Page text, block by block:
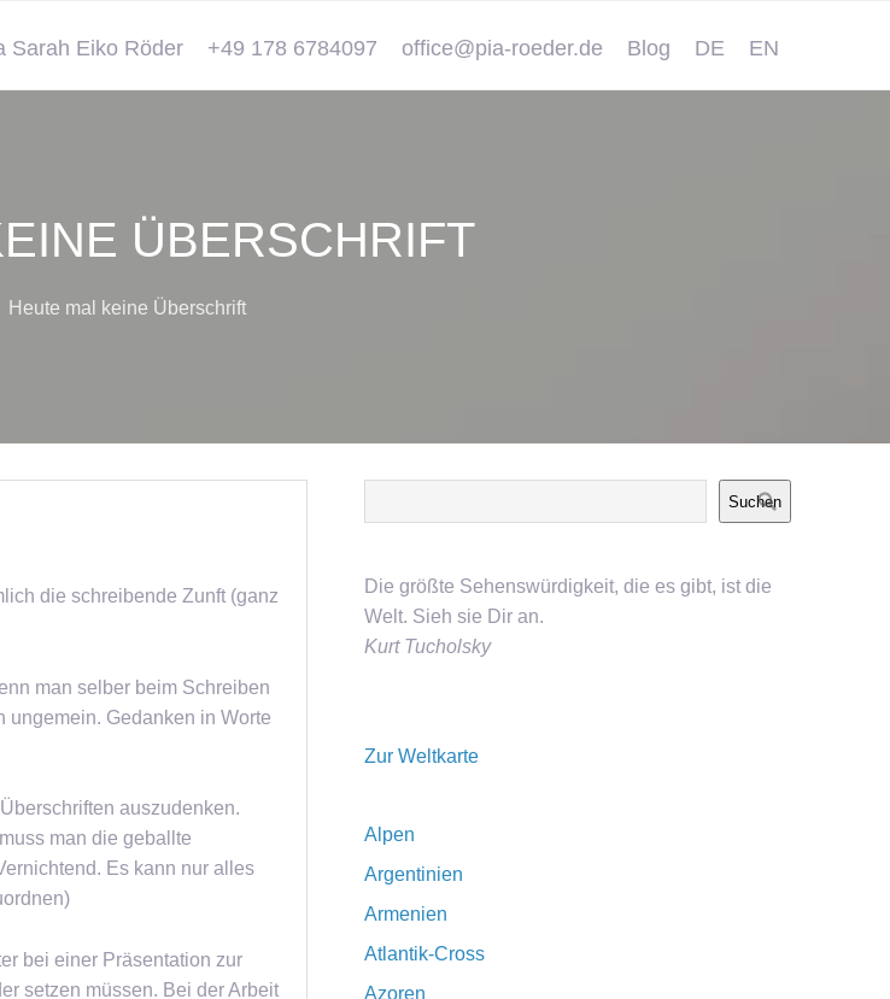
Sarah Eiko Röder +49 178 6784097 office@pia-roeder.de Blog DE EN
ÜBERSCHRIFT
Heute mal keine Überschrift
die schreibende Zunft (ganz
man selber beim Schreiben
ungemein. Gedanken in Worte
auszudenken.
man die geballte
Es kann nur alles
bei einer Präsentation zur
setzen müssen. Bei der Arbeit
Suchen
Die größte Sehenswürdigkeit, die es gibt, ist die
Welt. Sieh sie Dir an.
Kurt Tucholsky
Zur Weltkarte
Alpen
Argentinien
Armenien
Atlantik-Cross
Azoren